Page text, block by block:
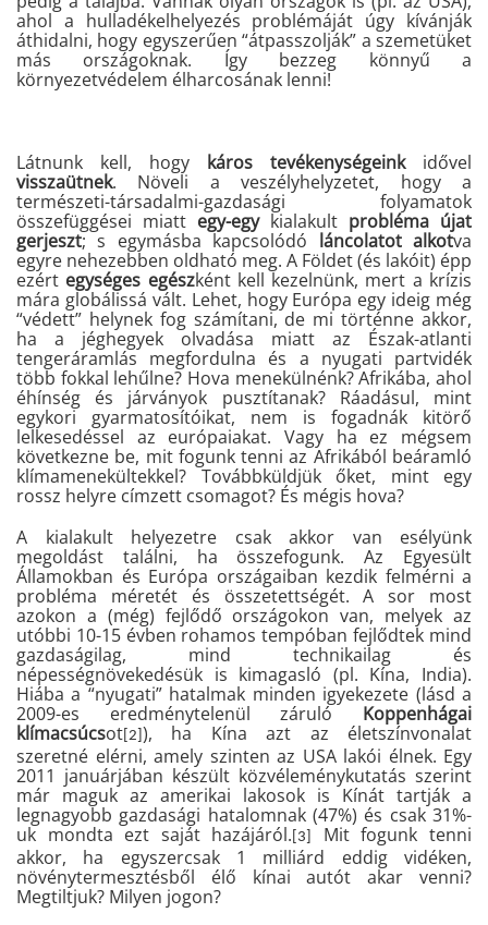
ahol a hulladékelhelyezés problémáját úgy kívánják
áthidalni, hogy egyszerűen “átpasszolják” a szemetüket
más országoknak. Így bezzeg könnyű a
környezetvédelem élharcosának lenni!
Látnunk kell, hogy káros tevékenységeinkidővel
visszaütnek. Növeli a veszélyhelyzetet, hogy a
természeti-társadalmi-gazdasági folyamatok
összefüggései miatt egy-egykialakult probléma újat
gerjeszt; s egymásba kapcsolódó láncolatot alkotva
egyre nehezebben oldható meg. A Földet (és lakóit) épp
ezért egységes egészként kell kezelnünk, mert a krízis
mára globálissá vált. Lehet, hogy Európa egy ideig még
“védett” helynek fog számítani, de mi történne akkor,
ha a jéghegyek olvadása miatt az Észak-atlanti
tengeráramlás megfordulna és a nyugati partvidék
több fokkal lehűlne? Hova menekülnénk? Afrikába, ahol
éhínség és járványok pusztítanak? Ráadásul, mint
egykori gyarmatosítóikat, nem is fogadnák kitörő
lelkesedéssel az európaiakat. Vagy ha ez mégsem
következne be, mit fogunk tenni az Afrikából beáramló
klímamenekültekkel? Továbbküldjük őket, mint egy
rossz helyre címzett csomagot? És mégis hova?
A kialakult helyezetre csak akkor van esélyünk
megoldást találni, ha összefogunk. Az Egyesült
Államokban és Európa országaiban kezdik felmérni a
probléma méretét és összetettségét. A sor most
azokon a (még) fejlődő országokon van, melyek az
utóbbi 10-15 évben rohamos tempóban fejlődtek mind
gazdaságilag, mind technikailag és
népességnövekedésük is kimagasló (pl. Kína, India).
Hiába a “nyugati” hatalmak minden igyekezete (lásd a
2009-es eredménytelenül záruló Koppenhágai
klímacsúcsot [2] ), ha Kína azt az életszínvonalat
szeretné elérni, amely szinten az USA lakói élnek. Egy
2011 januárjában készült közvéleménykutatás szerint
már maguk az amerikai lakosok is Kínát tartják a
legnagyobb gazdasági hatalomnak (47%) és csak 31%-
uk mondta ezt saját hazájáról. [3]
Mit fogunk tenni
akkor, ha egyszercsak 1 milliárd eddig vidéken,
növénytermesztésből élő kínai autót akar venni?
Megtiltjuk? Milyen jogon?